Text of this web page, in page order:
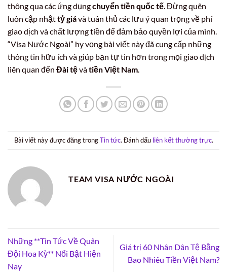
thông qua các ứng dụngchuyển tiền quốc tế . Đừng quên
luôn cập nhậttỷ giávà tuân thủ các lưu ý quan trọng về phí
giao dịch và chất lượng tiền để đảm bảo quyền lợi của mình.
“Visa Nước Ngoài” hy vọng bài viết này đã cung cấp những
thông tin hữu ích và giúp bạn tự tin hơn trong mọi giao dịch
liên quan đến Đài tệvàtiền Việt Nam
Bài viết này được đăng trongTin tức. Đánh dấu liên kết thường trực.
TEAM VISA NƯỚC NGOÀI
Những **Tin Tức Về Quân
Đội Hoa Kỳ** Nổi Bật Hiện
Nay
Giá trị 60 Nhân Dân Tệ Bằng
Bao Nhiêu Tiền Việt Nam?